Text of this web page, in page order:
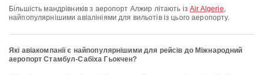
Більшість мандрівників з аеропорт Алжир літають ізAir Algerie,
найпопулярнішими авіалініями для вильотів із цього аеропорту.
Які авіакомпанії є найпопулярнішими для рейсів до Міжнародний
аеропорт Стамбул-Сабіха Гьокчен?